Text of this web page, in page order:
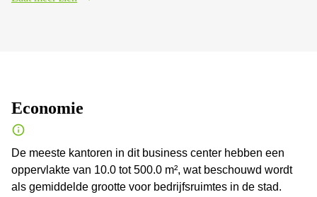
Economie
De meeste kantoren in dit business center hebben een
oppervlakte van 10.0 tot 500.0 m², wat beschouwd wordt
als gemiddelde grootte voor bedrijfsruimtes in de stad.